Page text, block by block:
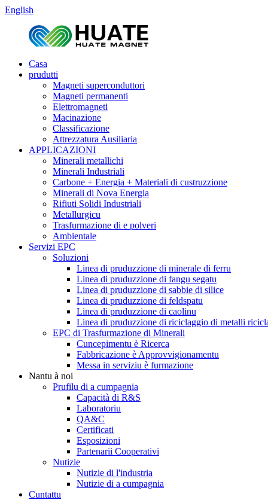
English
Casa
prudutti
Magneti superconduttori
Magneti permanenti
Elettromagneti
Macinazione
Classificazione
Attrezzatura Ausiliaria
APPLICAZIONI
Minerali metallichi
Minerali Industriali
Carbone + Energia + Materiali di custruzzione
Minerali di Nova Energia
Rifiuti Solidi Industriali
Metallurgicu
Trasfurmazione di e polveri
Ambientale
Servizi EPC
Soluzioni
Linea di pruduzzione di minerale di ferru
Linea di pruduzzione di fangu segatu
Linea di pruduzzione di sabbie di silice
Linea di pruduzzione di feldspatu
Linea di pruduzzione di caolinu
Linea di pruduzzione di riciclaggio di metalli
EPC di Trasfurmazione di Minerali
Cuncepimentu è Ricerca
Fabbricazione è Approvvigionamentu
Messa in serviziu è furmazione
Nantu à noi
Prufilu di a cumpagnia
Capacità di R&S
Laboratoriu
QA&C
Certificati
Esposizioni
Partenarii Cooperativi
Nutizie
Nutizie di l'industria
Nutizie di a cumpagnia
Cuntattu